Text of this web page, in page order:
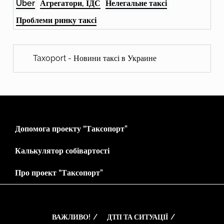
Uber Агрегатори, ІДС Нелегальне таксі
Проблеми ринку таксі
Taxoport - Новини таксі в Украине
Допомога проекту “Таксопорт”
Калькулятор собівартості
Про проект “Таксопорт”
ВАЖЛИВО! ДТП ТА СИТУАЦІЇ